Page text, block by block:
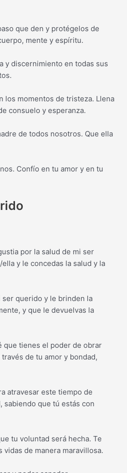
que den y protégelos de
mente y espíritu.
y discernimiento en todas sus
los momentos de tristeza. Llena
consuelo y esperanza.
de todos nosotros. Que ella
Confío en tu amor y en tu
por la salud de mi ser
y le concedas la salud y la
ser querido y le brinden la
y que le devuelvas la
que tienes el poder de obrar
de tu amor y bondad,
atravesar este tiempo de
sabiendo que tú estás con
tu voluntad será hecha. Te
de manera maravillosa.